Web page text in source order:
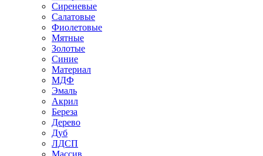
Сиреневые
Салатовые
Фиолетовые
Мятные
Золотые
Синие
Материал
МДФ
Эмаль
Акрил
Береза
Дерево
Дуб
ЛДСП
Массив